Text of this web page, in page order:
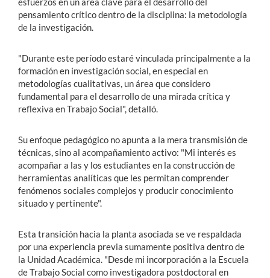
pensamiento crítico dentro de la disciplina: la metodología
de la investigación.
"Durante este período estaré vinculada principalmente a la
formación en investigación social, en especial en
metodologías cualitativas, un área que considero
fundamental para el desarrollo de una mirada crítica y
reflexiva en Trabajo Social", detalló.
Su enfoque pedagógico no apunta a la mera transmisión de
técnicas, sino al acompañamiento activo: "Mi interés es
acompañar a las y los estudiantes en la construcción de
herramientas analíticas que les permitan comprender
fenómenos sociales complejos y producir conocimiento
situado y pertinente".
Esta transición hacia la planta asociada se ve respaldada
por una experiencia previa sumamente positiva dentro de
la Unidad Académica. "Desde mi incorporación a la Escuela
de Trabajo Social como investigadora postdoctoral en